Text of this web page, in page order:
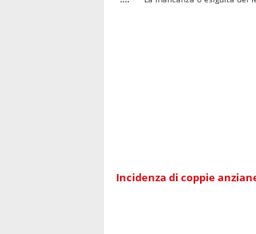
Incidenza di coppie